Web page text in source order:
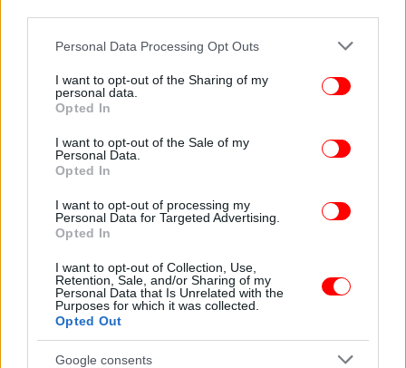
Please note that this website/app uses one or more Google
not limited to your visit or usage behaviour. You may click to
grant or deny consent to Google and its third-party tags to
use your data for below specified purposes in below Google
consent section.
Personal Data Processing Opt Outs
I want to opt-out of the Sharing of my
personal data.
Opted In
I want to opt-out of the Sale of my
Personal Data.
Opted In
I want to opt-out of processing my
Personal Data for Targeted Advertising.
Opted In
I want to opt-out of Collection, Use,
Retention, Sale, and/or Sharing of my
Personal Data that Is Unrelated with the
Purposes for which it was collected.
Opted Out
Google consents
μουσουλμανικές κοινότητες της χώρας, ο IGGÖ,
εκτιμά ότι ο νόμος θα στιγματίσει τα παιδιά τα
οποία αφορά, «θα αποδυναμώσει την εμπιστοσύνη
στο κράτος δικαίου και θα θέσει σε κίνδυνο την
κοινωνική συνοχή».
Amazone στο Φόραλμπεργκ, κατήγγειλε από την
πλευρά της έναν νόμο που δημιουργεί τον κίνδυνο
αφορά και να τους δώσει την εντύπωση ότι είναι
«νόμιμο» να ελέγχει το σώμα τους, σύμφωνα με
ανακοίνωση που εκδόθηκε από την αντιρατσιστική
οργάνωση SOS Mitmensch.